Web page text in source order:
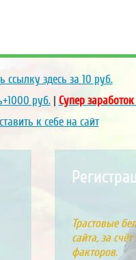
ссылку здесь за 10 руб.
руб.| Супер
к себе на сайт
Трастовые
сайта, за
факторов.